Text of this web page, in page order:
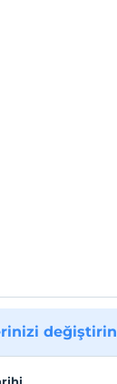
değiştirin